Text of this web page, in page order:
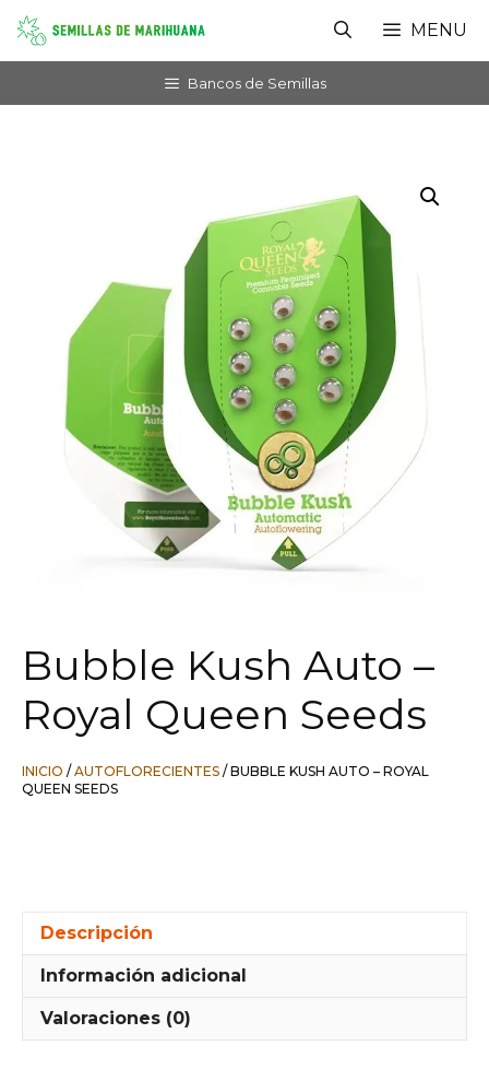
Saltar
contenido
MENU
Bancos de Semillas
Bubble Kush Auto –
Royal Queen Seeds
INICIO / AUTOFLORECIENTES / BUBBLE KUSH AUTO – ROYAL
QUEEN SEEDS
Descripción
Información adicional
Valoraciones (0)